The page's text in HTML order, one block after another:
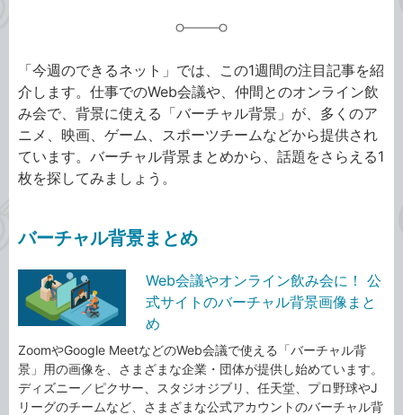
「今週のできるネット」では、この1週間の注目記事を紹
介します。仕事でのWeb会議や、仲間とのオンライン飲
み会で、背景に使える「バーチャル背景」が、多くのア
ニメ、映画、ゲーム、スポーツチームなどから提供され
ています。バーチャル背景まとめから、話題をさらえる1
枚を探してみましょう。
バーチャル背景まとめ
Web会議やオンライン飲み会に！ 公
式サイトのバーチャル背景画像まと
め
ZoomやGoogle MeetなどのWeb会議で使える「バーチャル背
景」用の画像を、さまざまな企業・団体が提供し始めています。
ディズニー／ピクサー、スタジオジブリ、任天堂、プロ野球やJ
リーグのチームなど、さまざまな公式アカウントのバーチャル背